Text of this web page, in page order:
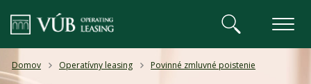
VÚB BANKA
Domov Operatívny leasing Povinné zmluvné poistenie